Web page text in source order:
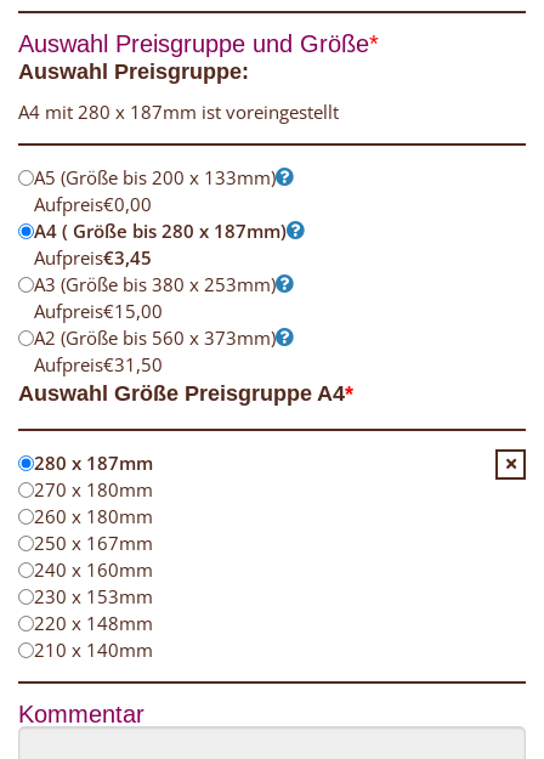
*
Auswahl Preisgruppe und Größe
Auswahl Preisgruppe:
A4 mit 280 x 187mm ist voreingestellt
A5 (Größe bis 200 x 133mm)
Aufpreis€0,00
A4 ( Größe bis 280 x 187mm)
Aufpreis€3,45
A3 (Größe bis 380 x 253mm)
Aufpreis€15,00
A2 (Größe bis 560 x 373mm)
Aufpreis€31,50
*
Auswahl Größe Preisgruppe A4
280 x 187mm
270 x 180mm
260 x 180mm
250 x 167mm
240 x 160mm
230 x 153mm
220 x 148mm
210 x 140mm
Kommentar